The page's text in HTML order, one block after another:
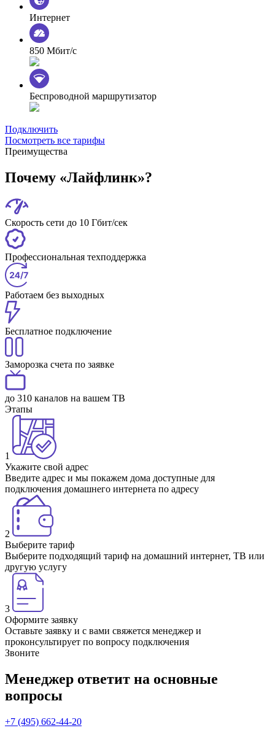
Интернет
850 Мбит/с
Беспроводной маршрутизатор
Подключить
Посмотреть все тарифы
Преимущества
Почему «Лайфлинк»?
Скорость сети до 10 Гбит/сек
Профессиональная техподдержка
Работаем без выходных
Бесплатное подключение
Заморозка счета по заявке
до 310 каналов на вашем ТВ
Этапы
1
Укажите свой адрес
Введите адрес и мы покажем дома доступные для
подключения домашнего интернета по адресу
2
Выберите тариф
Выберите подходящий тариф на домашний интернет, ТВ или
другую услугу
3
Оформите заявку
Оставьте заявку и с вами свяжется менеджер и
проконсультирует по вопросу подключения
Звоните
Менеджер ответит на основные
вопросы
+7 (495) 662-44-20